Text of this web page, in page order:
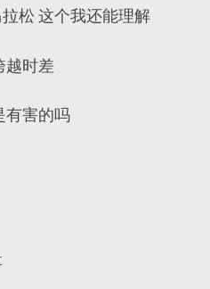
松 这个我还能理解
越时差
有害的吗